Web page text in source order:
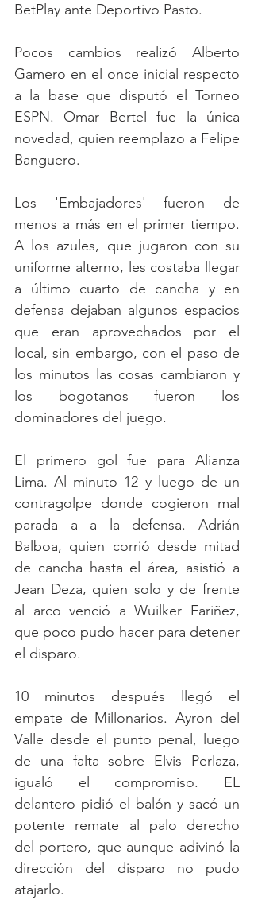
BetPlay ante Deportivo Pasto.
Pocos cambios realizó Alberto
Gamero en el once inicial respecto
a la base que disputó el Torneo
ESPN. Omar Bertel fue la única
novedad, quien reemplazo a Felipe
Banguero.
Los 'Embajadores' fueron de
menos a más en el primer tiempo.
A los azules, que jugaron con su
uniforme alterno, les costaba llegar
a último cuarto de cancha y en
defensa dejaban algunos espacios
que eran aprovechados por el
local, sin embargo, con el paso de
los minutos las cosas cambiaron y
los bogotanos fueron los
dominadores del juego.
El primero gol fue para Alianza
Lima. Al minuto 12 y luego de un
contragolpe donde cogieron mal
parada a a la defensa. Adrián
Balboa, quien corrió desde mitad
de cancha hasta el área, asistió a
Jean Deza, quien solo y de frente
al arco venció a Wuilker Fariñez,
que poco pudo hacer para detener
el disparo.
10 minutos después llegó el
empate de Millonarios. Ayron del
Valle desde el punto penal, luego
de una falta sobre Elvis Perlaza,
igualó el compromiso. EL
delantero pidió el balón y sacó un
potente remate al palo derecho
del portero, que aunque adivinó la
dirección del disparo no pudo
atajarlo.